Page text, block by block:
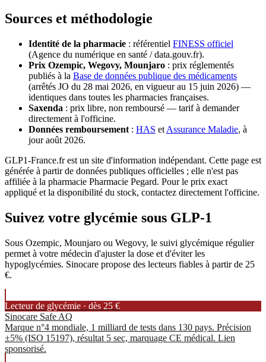
Sources et méthodologie
Identité de la pharmacie : référentiel FINESS officiel
(Agence du numérique en santé / data.gouv.fr).
Prix Ozempic, Wegovy, Mounjaro : prix réglementés
publiés à la Base de données publique des médicaments
(arrêtés JO du 28 mai 2026, en vigueur au 15 juin 2026) —
identiques dans toutes les pharmacies françaises.
Saxenda : prix libre, non remboursé — tarif à demander
directement à l'officine.
Données remboursement : HAS et Assurance Maladie, à
jour août 2026.
GLP1-France.fr est un site d'information indépendant. Cette page est
générée à partir de données publiques officielles ; elle n'est pas
affiliée à la pharmacie Pharmacie Pegard. Pour le prix exact
appliqué et la disponibilité du stock, contactez directement l'officine.
Suivez votre glycémie sous GLP-1
Sous Ozempic, Mounjaro ou Wegovy, le suivi glycémique régulier
permet à votre médecin d'ajuster la dose et d'éviter les
hypoglycémies. Sinocare propose des lecteurs fiables à partir de 25
€.
Lecteur de glycémie · dès 25 €
Sinocare Safe AQ
Marque n°4 mondiale, 1 milliard de tests dans 130 pays. Précision
±5% (ISO 15197), résultat 5 sec, marquage CE médical. Lien
sponsorisé.